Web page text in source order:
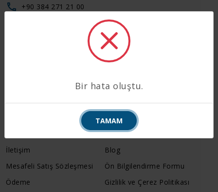
+90 384 271 21 00
SSS
İletişim
Blog
Mesafeli Satış Sözleşmesi
Ön Bilgilendirme Formu
Ödeme
Gizlilik ve Çerez Politikası
Bir hata oluştu.
TAMAM